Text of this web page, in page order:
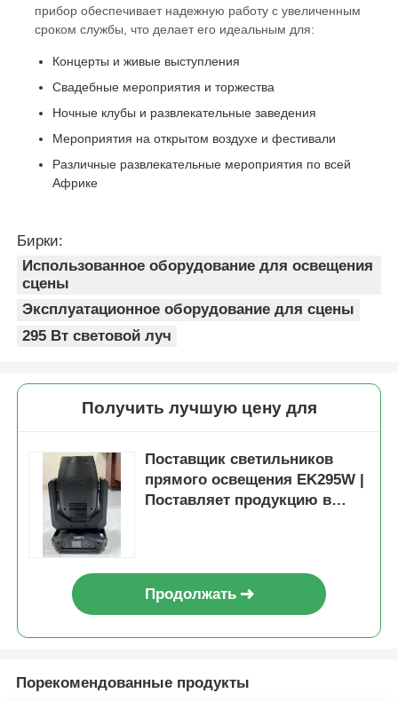
Продукция
Видеозаписи
прибор обеспечивает надежную работу с увеличенным
сроком службы, что делает его идеальным для:
Концерты и живые выступления
Свадебные мероприятия и торжества
Ночные клубы и развлекательные заведения
Мероприятия на открытом воздухе и фестивали
Различные развлекательные мероприятия по всей
Африке
Бирки:
Использованное оборудование для освещения
сцены
Эксплуатационное оборудование для сцены
295 Вт световой луч
Получить лучшую цену для
Поставщик светильников
прямого освещения EK295W |
Поставляет продукцию в
Продолжать
Порекомендованные продукты